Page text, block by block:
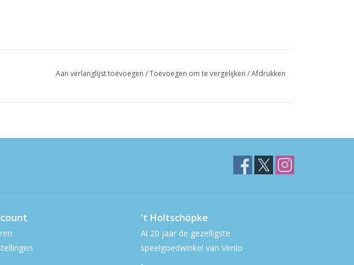
Aan verlanglijst toevoegen /Toevoegen om te vergelijken /Afdrukken
't Holtschöpke
Al 20 jaar de gezelligste
speelgoedwinkel van Venlo